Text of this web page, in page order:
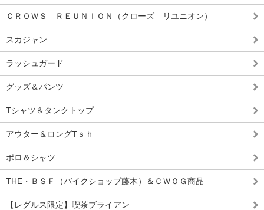
ＣＲＯＷＳ ＲＥＵＮＩＯＮ（クローズ リユニオン）
スカジャン
ラッシュガード
グッズ＆パンツ
Tシャツ＆タンクトップ
アウター＆ロングTｓｈ
ポロ＆シャツ
THE・ＢＳＦ（バイクショップ藤木）＆ＣＷＯＧ商品
【レグルス限定】喫茶ブライアン